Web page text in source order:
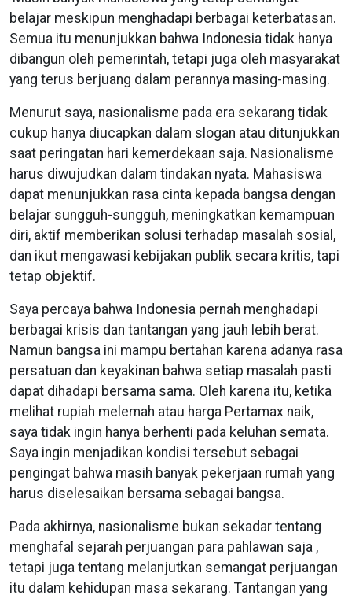
belajar meskipun menghadapi berbagai keterbatasan.
Semua itu menunjukkan bahwa Indonesia tidak hanya
dibangun oleh pemerintah, tetapi juga oleh masyarakat
yang terus berjuang dalam perannya masing-masing.
Menurut saya, nasionalisme pada era sekarang tidak
cukup hanya diucapkan dalam slogan atau ditunjukkan
saat peringatan hari kemerdekaan saja. Nasionalisme
harus diwujudkan dalam tindakan nyata. Mahasiswa
dapat menunjukkan rasa cinta kepada bangsa dengan
belajar sungguh-sungguh, meningkatkan kemampuan
diri, aktif memberikan solusi terhadap masalah sosial,
dan ikut mengawasi kebijakan publik secara kritis, tapi
tetap objektif.
Saya percaya bahwa Indonesia pernah menghadapi
berbagai krisis dan tantangan yang jauh lebih berat.
Namun bangsa ini mampu bertahan karena adanya rasa
persatuan dan keyakinan bahwa setiap masalah pasti
dapat dihadapi bersama sama. Oleh karena itu, ketika
melihat rupiah melemah atau harga Pertamax naik,
saya tidak ingin hanya berhenti pada keluhan semata.
Saya ingin menjadikan kondisi tersebut sebagai
pengingat bahwa masih banyak pekerjaan rumah yang
harus diselesaikan bersama sebagai bangsa.
Pada akhirnya, nasionalisme bukan sekadar tentang
menghafal sejarah perjuangan para pahlawan saja ,
tetapi juga tentang melanjutkan semangat perjuangan
itu dalam kehidupan masa sekarang. Tantangan yang